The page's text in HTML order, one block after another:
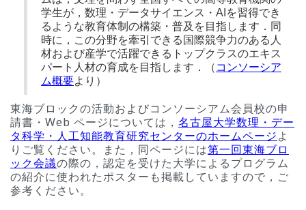
学生が，数理・データサイエンス・AIを習得でき
るような教育体制の構築・普及を目指します．同
時に，この分野を牽引できる国際競争力のある人
材および産学で活躍できるトップクラスのエキス
パート人材の育成を目指します．（ コンソーシア
ム概要より）
東海ブロックの活動およびコンソーシアム会員校の申
請書・Web ページについては， 名古屋大学数理・デー
タ科学・人工知能教育研究センターのホームページよ
りご覧ください。また，同ページには第一回東海ブロ
ック会議の際の，認定を受けた大学によるプログラム
の紹介に使われたポスターも掲載していますので，ご
参考ください。